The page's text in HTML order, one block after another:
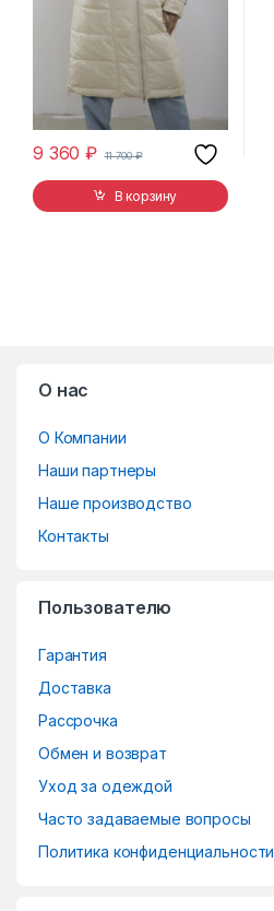
9 360₽ 11 700₽
В корзину
О нас
О Компании
Наши партнеры
Наше производство
Контакты
Пользователю
Гарантия
Доставка
Рассрочка
Обмен и возврат
Уход за одеждой
Часто задаваемые вопросы
Политика конфиденциальности